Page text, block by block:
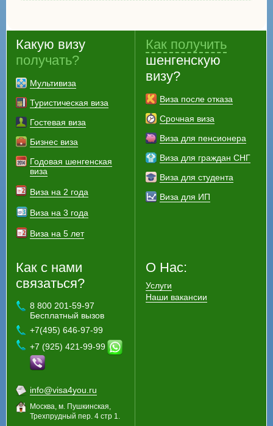
Какую визу
получать?
Мультивиза
Туристическая виза
Гостевая виза
Бизнес виза
Годовая шенгенская
виза
Виза на 2 года
Виза на 3 года
Виза на 5 лет
Как получить
шенгенскую
визу?
Виза после отказа
Срочная виза
Виза для пенсионера
Виза для граждан СНГ
Виза для студента
Виза для ИП
Как с нами
связаться?
8 800 201-59-97
Бесплатный вызов
+7(495) 646-97-99
+7 (925) 421-99-99
info@visa4you.ru
Москва, м. Пушкинская,
Трехпрудный пер. 4 стр 1.
О Нас:
Услуги
Наши вакансии